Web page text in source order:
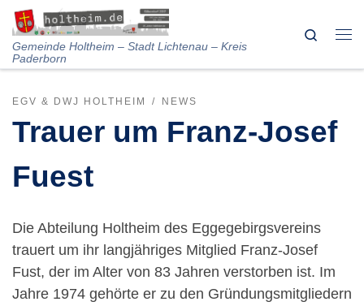
Skip to content
Gemeinde Holtheim – Stadt Lichtenau – Kreis
Paderborn
Search
EGV & DWJ HOLTHEIM NEWS
Trauer um Franz-Josef
Fuest
Die Abteilung Holtheim des Eggegebirgsvereins
trauert um ihr langjähriges Mitglied Franz-Josef
Fust, der im Alter von 83 Jahren verstorben ist. Im
Jahre 1974 gehörte er zu den Gründungsmitgliedern